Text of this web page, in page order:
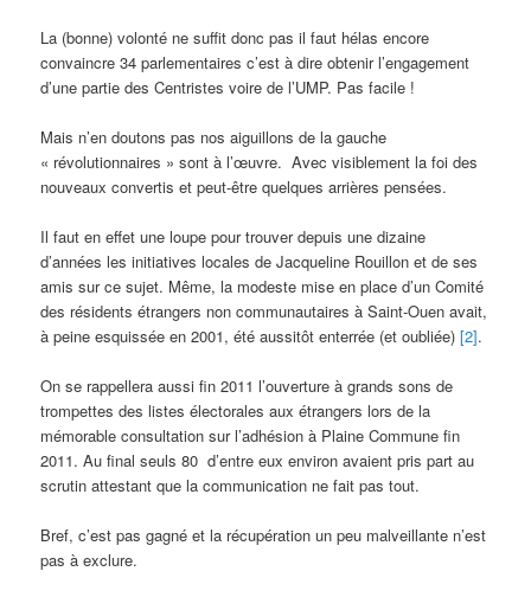
La (bonne) volonté ne suffit donc pas il faut hélas encore
convaincre 34 parlementaires c’est à dire obtenir l’engagement
d’une partie des Centristes voire de l’UMP. Pas facile !
Mais n’en doutons pas nos aiguillons de la gauche
« révolutionnaires » sont à l’œuvre. Avec visiblement la foi des
nouveaux convertis et peut-être quelques arrières pensées.
Il faut en effet une loupe pour trouver depuis une dizaine
d’années les initiatives locales de Jacqueline Rouillon et de ses
amis sur ce sujet. Même, la modeste mise en place d’un Comité
des résidents étrangers non communautaires à Saint-Ouen avait,
à peine esquissée en 2001, été aussitôt enterrée (et oubliée)[2].
On se rappellera aussi fin 2011 l’ouverture à grands sons de
trompettes des listes électorales aux étrangers lors de la
mémorable consultation sur l’adhésion à Plaine Commune fin
2011. Au final seuls 80 d’entre eux environ avaient pris part au
scrutin attestant que la communication ne fait pas tout.
Bref, c’est pas gagné et la récupération un peu malveillante n’est
pas à exclure.